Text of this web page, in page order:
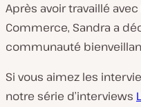
Après avoir travaillé avec
Commerce, Sandra a
communauté
Si vous aimez les
notre série d’interviews